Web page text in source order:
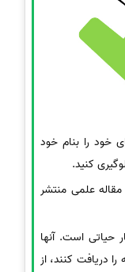
خود را بنام خود
کنید.
مقاله علمی منتشر
حیاتی است. آنها
را دریافت کنند، از